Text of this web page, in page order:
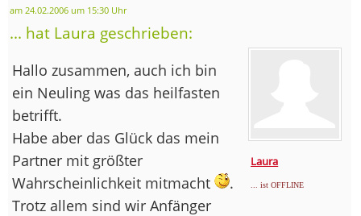
am 24.02.2006 um 15:30 Uhr
... hat Laura geschrieben:
Laura
... ist OFFLINE
Hallo zusammen, auch ich bin
ein Neuling was das heilfasten
betrifft.
Habe aber das Glück das mein
Partner mit größter
Wahrscheinlichkeit mitmacht
.
Trotz allem sind wir Anfänger